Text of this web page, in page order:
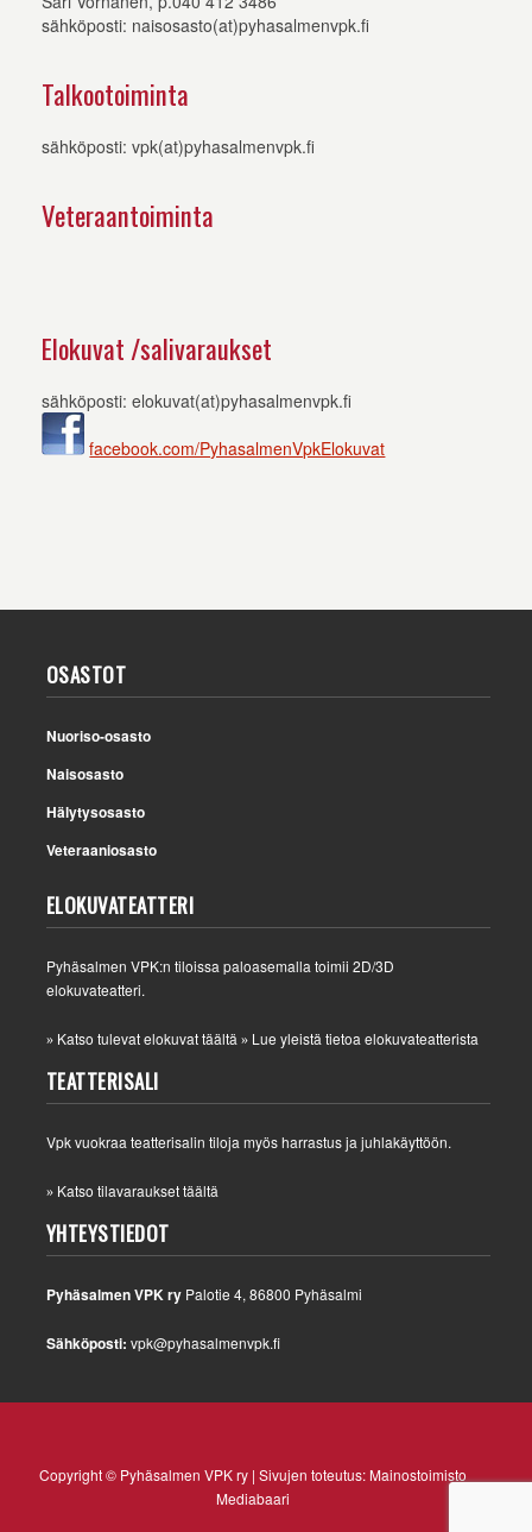
sähköposti: naisosasto(at)pyhasalmenvpk.fi
Talkootoiminta
sähköposti: vpk(at)pyhasalmenvpk.fi
Veteraantoiminta
Elokuvat /salivaraukset
sähköposti: elokuvat(at)pyhasalmenvpk.fi
facebook.com/PyhasalmenVpkElokuvat
OSASTOT
Nuoriso-osasto
Naisosasto
Hälytysosasto
Veteraaniosasto
ELOKUVATEATTERI
Pyhäsalmen VPK:n tiloissa paloasemalla toimii 2D/3D
elokuvateatteri.
» Katso tulevat elokuvat täältä » Lue yleistä tietoa elokuvateatterista
TEATTERISALI
Vpk vuokraa teatterisalin tiloja myös harrastus ja juhlakäyttöön.
» Katso tilavaraukset täältä
YHTEYSTIEDOT
Pyhäsalmen VPK ry Palotie 4, 86800 Pyhäsalmi
Sähköposti: vpk@pyhasalmenvpk.fi
Copyright © Pyhäsalmen VPK ry | Sivujen toteutus:Mainostoimisto
Mediabaari